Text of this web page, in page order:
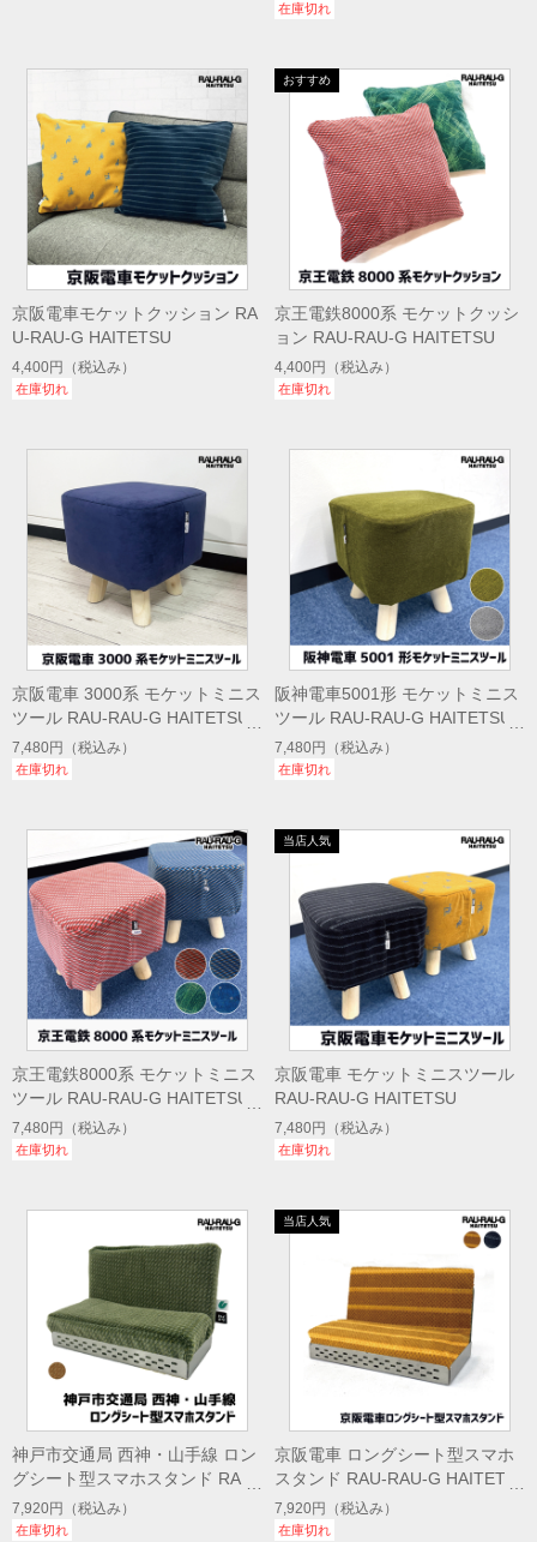
在庫切れ
京阪電車モケットクッション RA
U-RAU-G HAITETSU
4,400円 （税込み）
在庫切れ
京王電鉄8000系 モケットクッシ
ョン RAU-RAU-G HAITETSU
4,400円 （税込み）
在庫切れ
京阪電車 3000系 モケットミニス
ツール RAU-RAU-G HAITETSU
7,480円 （税込み）
在庫切れ
阪神電車5001形 モケットミニス
ツール RAU-RAU-G HAITETSU
7,480円 （税込み）
在庫切れ
京王電鉄8000系 モケットミニス
ツール RAU-RAU-G HAITETSU
7,480円 （税込み）
在庫切れ
京阪電車 モケットミニスツール
RAU-RAU-G HAITETSU
7,480円 （税込み）
在庫切れ
神戸市交通局 西神・山手線 ロン
グシート型スマホスタンド RAU-
RAU-G HAITETSU
7,920円 （税込み）
在庫切れ
京阪電車 ロングシート型スマホ
スタンド RAU-RAU-G HAITETS
U
7,920円 （税込み）
在庫切れ